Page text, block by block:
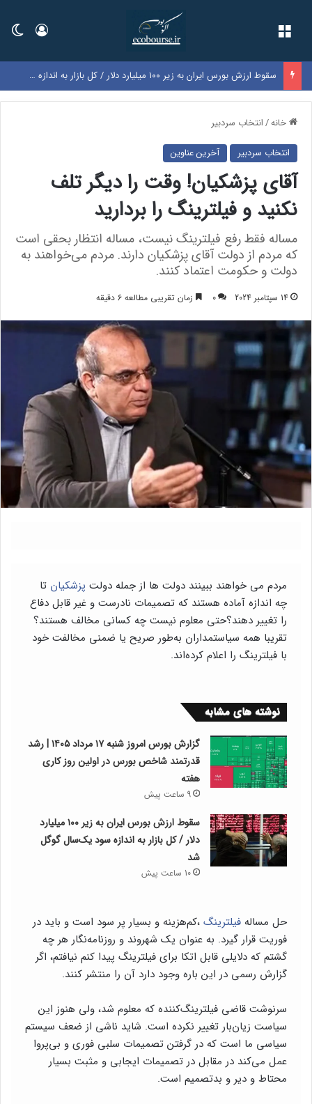
ورود
سقوط ارزش بورس ایران به زیر ۱۰۰ میلیارد دلار / کل بازار به اندازه سود یک‌سال گوگل شد
خانه/انتخاب سردبیر
انتخاب سردبیر آخرین عناوین
آقای پزشکیان! وقت را دیگر تلف
نکنید و فیلترینگ را بردارید
مساله فقط رفع فیلترینگ نیست، مساله انتظار بحقی است
که مردم از دولت آقای پزشکیان دارند. مردم می‌خواهند به
دولت و حکومت اعتماد کنند.
14 سپتامبر 2024 0 زمان تقریبی مطالعه 6 دقیقه
مردم می خواهند ببینند دولت ها از جمله دولت پزشکیان تا
چه اندازه آماده هستند که تصمیمات نادرست و غیر قابل دفاع
را تغییر دهند؟حتی معلوم نیست چه کسانی مخالف هستند؟
تقریبا همه سیاستمداران به‌طور صریح یا ضمنی مخالفت خود
با فیلترینگ را اعلام کرده‌اند.
نوشته های مشابه
گزارش بورس امروز شنبه ۱۷ مرداد ۱۴۰۵ | رشد
قدرتمند شاخص بورس در اولین روز کاری
هفته
9 ساعت پیش
سقوط ارزش بورس ایران به زیر ۱۰۰ میلیارد
دلار / کل بازار به اندازه سود یک‌سال گوگل
شد
10 ساعت پیش
حل مساله فیلترینگ ،کم‌هزینه و بسیار پر سود است و باید در
فوریت قرار گیرد. به عنوان یک شهروند و روزنامه‌نگار هر چه
گشتم که دلایلی قابل اتکا برای فیلترینگ پیدا کنم نیافتم، اگر
گزارش رسمی در این باره وجود دارد آن را منتشر کنند.
سرنوشت قاضی فیلترینگ‌کننده که معلوم شد، ولی هنوز این
سیاست زیان‌بار تغییر نکرده است. شاید ناشی از ضعف سیستم
سیاسی ما است که در گرفتن تصمیمات سلبی فوری و بی‌پروا
عمل می‌کند در مقابل در تصمیمات ایجابی و مثبت بسیار
محتاط و دیر و بدتصمیم است.